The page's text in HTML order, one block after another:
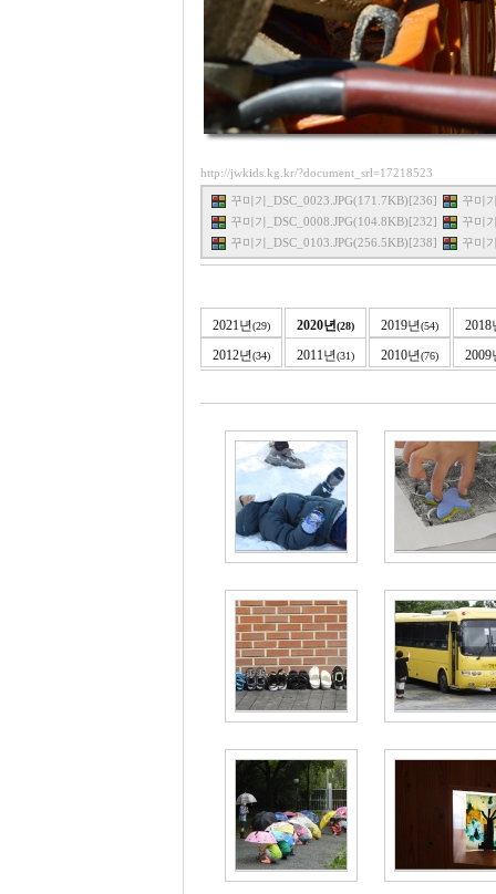
http://jwkids.kg.kr/?document_srl=17218523
꾸미기_DSC_0023.JPG(171.7KB)[236]
꾸미
꾸미기_DSC_0008.JPG(104.8KB)[232]
꾸미
꾸미기_DSC_0103.JPG(256.5KB)[238]
꾸미
2021년(29) 2020년(28) 2019년(54)
2018
2012년(34) 2011년(31) 2010년(76) 2009